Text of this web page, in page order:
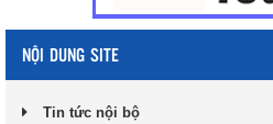
NỘI DUNG SITE
Tin tức nội bộ